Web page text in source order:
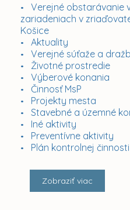
Verejné obstarávanie
zariadeniach v
Košice
Aktuality
Verejné súťaže a
Životné prostredie
Výberové konania
Činnosť MsP
Projekty mesta
Stavebné a územné
Iné aktivity
Preventívne aktivity
Plán kontrolnej činnosti
Zobraziť viac